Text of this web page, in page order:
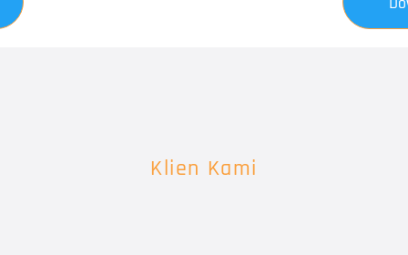
Klien Kami